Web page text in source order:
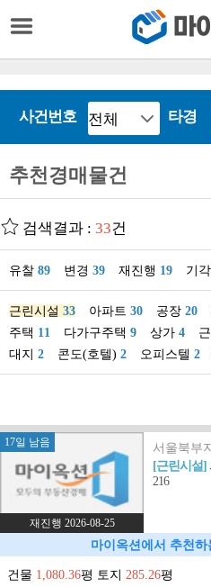
사건번호 타경
추천경매물건
검색결과 : 33건
유찰 89 변경 39 재진행 19 기각
근린시설 33 아파트 30 공장 20
주택 11 다가구주택 9 상가 4
대지 2 콘도(호텔) 2 오피스텔 2
17일 남음
재진행 2026-08-25
서울북부
[근린시설]
216
마이옥션에서 추천
건물 1,080.36평 토지 285.26평